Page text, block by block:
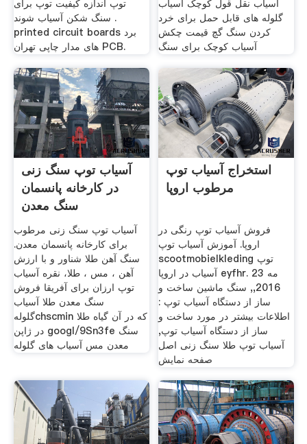
توپ اندازه کیفیت توپ برای
سنگ شکن آسیاب شوند .
printed circuit boards برد
های مدار چاپی تهران PCB.
آسیاب نقل قول ‫کوچک آسیاب
گلوله های قابل حمل برای خرد
کردن سنگ گچ قیمت چکش
آسیاب کوچک برای سنگ
آسیاب توپ سنگ زنی
در کارخانه پانسمان
سنگ معدن
آسیاب توپ سنگ زنی مرطوب
برای کارخانه پانسمان معدن.
سنگ آهن طلا شناور و با ارزش
آهن ، مس ، طلا، نقره آسیاب
توپ ارزان برای آفریقا فروش
سنگ معدن طلا آسیاب
گلولهchscmin که در آن گیاه طلا
در ژاپن googl/9Sn3fe سنگ
معدن مس آسیاب های گلوله
استخراج آسیاب توپ
مرطوب اروپا
فروش آسیاب توپ رنگی در
اروپا. آموزش آسیاب توپ
scootmobielkleding توپ
آسیاب در اروپا eyfhr. 23 مه
2016,, سنگ ماشین ساخت و
ساز از دستگاه آسیاب توپ :
اطلاعات بیشتر در مورد ساخت و
ساز از دستگاه آسیاب توپ,
آسیاب توپ طلا سنگ زنی اصل
صفحه نمایش